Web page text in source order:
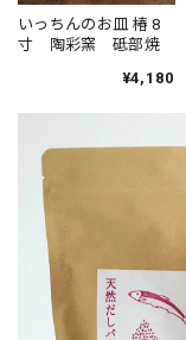
いっちんのお皿 椿 8
寸 陶彩窯 砥部焼
¥4,180